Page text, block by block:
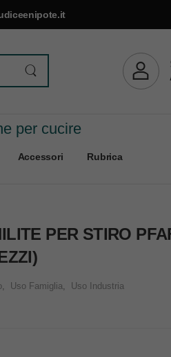
per cucire
Accessori Rubrica
PER STIRO
Uso Famiglia
Uso Industria